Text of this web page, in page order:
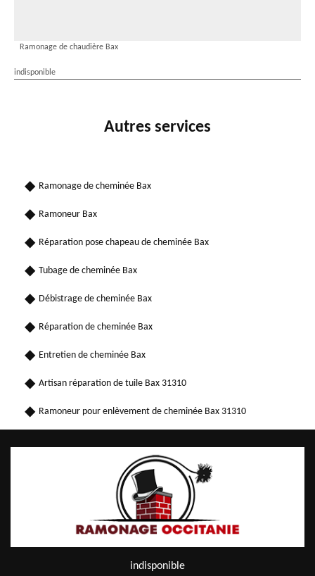
Ramonage de chaudière Bax
indisponible
Autres services
Ramonage de cheminée Bax
Ramoneur Bax
Réparation pose chapeau de cheminée Bax
Tubage de cheminée Bax
Débistrage de cheminée Bax
Réparation de cheminée Bax
Entretien de cheminée Bax
Artisan réparation de tuile Bax 31310
Ramoneur pour enlèvement de cheminée Bax 31310
indisponible